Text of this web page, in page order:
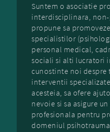
Suntem o asociatie
interdisciplinara,
propune sa
specialistilor
personal medical,
sociali si alti lucratori
cunostinte noi despre
interventii
acesteia, sa ofere
nevoie si sa asigure
profesionala pentru
domeniul